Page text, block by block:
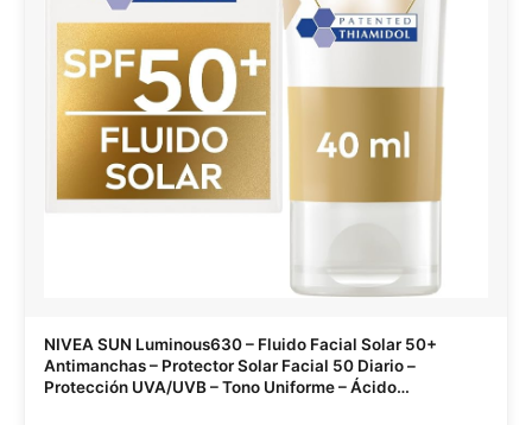
NIVEA SUN Luminous630 – Fluido Facial Solar 50+
Antimanchas – Protector Solar Facial 50 Diario –
Protección UVA/UVB – Tono Uniforme – Ácido